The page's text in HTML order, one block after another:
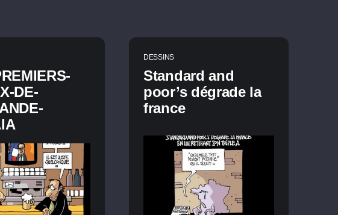
DE-
DESSINS
Standard and
poor’s dégrade la
france